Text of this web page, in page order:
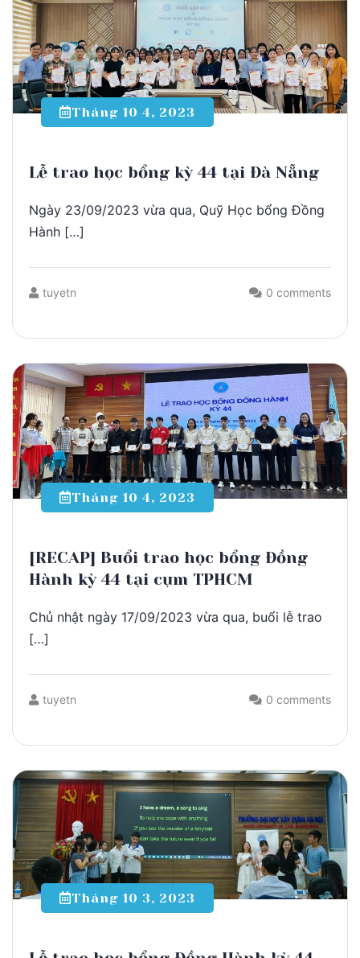
Tháng 10 4, 2023
Lễ trao học bổng kỳ 44 tại Đà Nẵng
Ngày 23/09/2023 vừa qua, Quỹ Học bổng Đồng
Hành […]
tuyetn 0 comments
Tháng 10 4, 2023
[RECAP] Buổi trao học bổng Đồng
Hành kỳ 44 tại cụm TPHCM
Chủ nhật ngày 17/09/2023 vừa qua, buổi lễ trao
[…]
tuyetn 0 comments
Tháng 10 3, 2023